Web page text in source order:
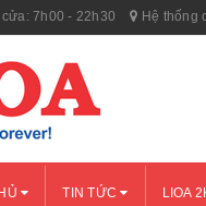
7h00 - 22h30 Hệ thống
TIN TỨC LIOA